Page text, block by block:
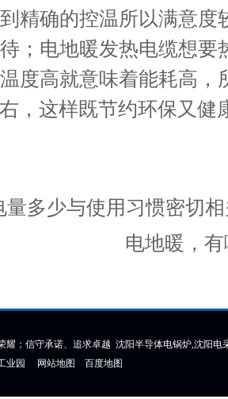
精确的控温所以满意
；电地暖发热电缆想
度高就意味着能耗高
，这样既节约环保又健
量多少与使用习惯密切
电地暖，
耀；信守承诺、追求卓越 沈阳半导体电锅炉,沈阳电
业园 网站地图 百度地图